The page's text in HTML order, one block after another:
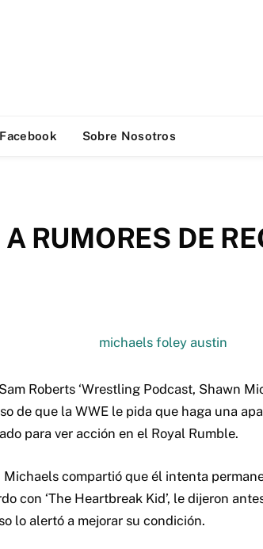
Facebook Sobre Nosotros
RUMORES DE
Roberts ‘Wrestling Podcast, Shawn
de que la WWE le pida que haga una
para ver acción en el Royal Rumble.
compartió que él intenta
con ‘The Heartbreak Kid’, le dijeron
lo alertó a mejorar su condición.